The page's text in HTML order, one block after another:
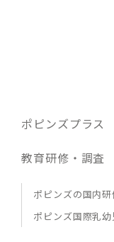
ポピンズプラス
教育研修・調査
ポピンズの国内研
ポピンズ国際乳